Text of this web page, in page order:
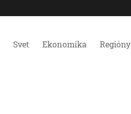
Svet Ekonomika Regióny